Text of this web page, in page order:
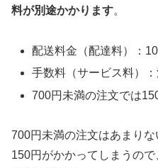
料が別途かかります。
配送料金（配達料）：
手数料（サービス料）
700円未満の注文では
700円未満の注文はあまり
150円がかかってしまうの